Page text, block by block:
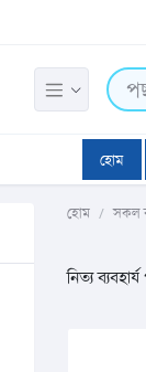
হোম
হোম সকল
নিত্য